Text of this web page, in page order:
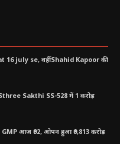
july se, वहीं Shahid Kapoor की
Sakthi SS-528 में 1 करोड़
आज ₹92, ओपन हुआ ₹9,813 करोड़